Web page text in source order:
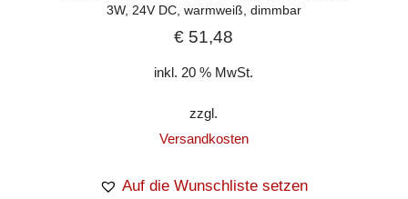
3W, 24V DC, warmweiß, dimmbar
€ 51,48
inkl. 20 % MwSt.
zzgl.
Versandkosten
Auf die Wunschliste setzen